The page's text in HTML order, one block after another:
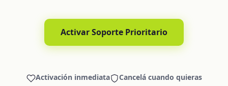
Activar Soporte Prioritario
Activación inmediata
Cancelá cuando quieras